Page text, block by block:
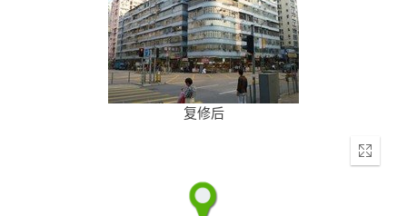
复修后
Enter